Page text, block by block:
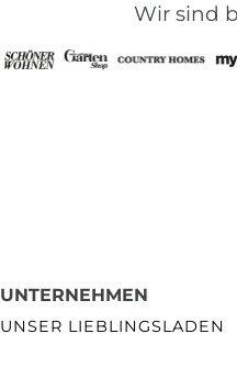
Wir sind
UNTERNEHMEN
UNSER LIEBLINGSLADEN